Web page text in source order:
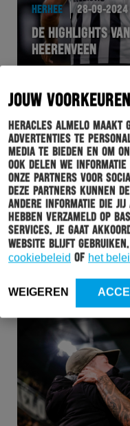
JOUW VOORKEUREN
Heracles Almelo maakt
advertenties te
media te bieden en om
Ook delen we
onze partners voor
Deze partners kunnen
andere informatie die
hebben verzameld op
services. Je gaat
website blijft gebruiken.
cookiebeleid of het
WEIGEREN
HERHEE 28-09-2024
DE HIGHLIGHTS
HEERENVEEN
HERHEE 28-09-2024
BRIAN DE